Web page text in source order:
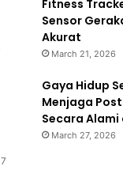
7
Fitness
Sensor
Akurat
March 21, 2026
Gaya Hidup
Menjaga
Secara Alami
March 27, 2026